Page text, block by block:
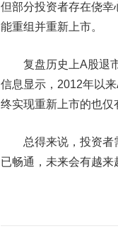
但部分投资者存在侥
能重组并重新上市。
复盘历史上A股退市
信息显示，2012年以
终实现重新上市的也仅
总得来说，投资者需
已畅通，未来会有越来